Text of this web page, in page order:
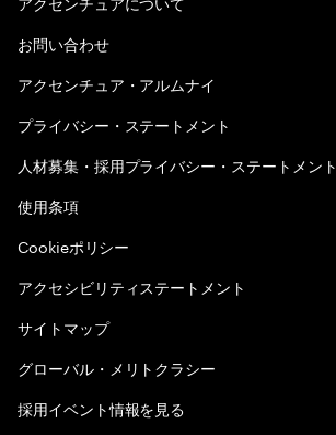
お問い合わせ
アクセンチュア・アルムナイ
プライバシー・ステートメント
人材募集・採用プライバシー・ステートメント
使用条項
Cookieポリシー
アクセシビリティステートメント
サイトマップ
グローバル・メリトクラシー
採用イベント情報を見る